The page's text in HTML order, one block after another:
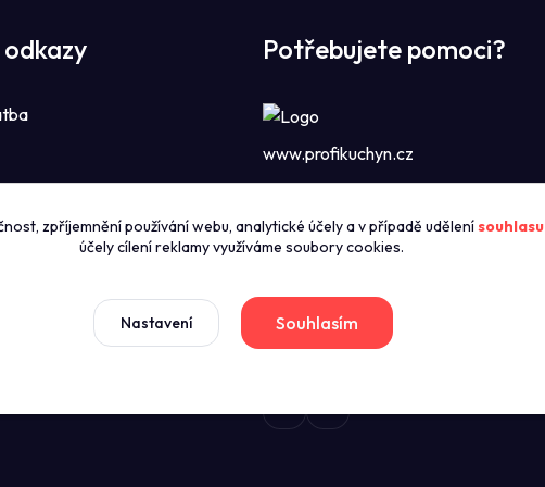
Potřebujete pomoci?
www.profikuchyn.cz
+420774421626
sales@profikuchyn.cz
zpříjemnění používání webu, analytické účely a v případě udělenísouhlasu
účely cílení reklamy využíváme soubory cookies.
Nastavení Souhlasím